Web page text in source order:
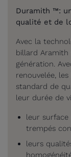
Duramith ™:
qualité et de
Avec la
billard
génération.
renouvelée,
standard de
leur durée de
leur
trempés
leurs